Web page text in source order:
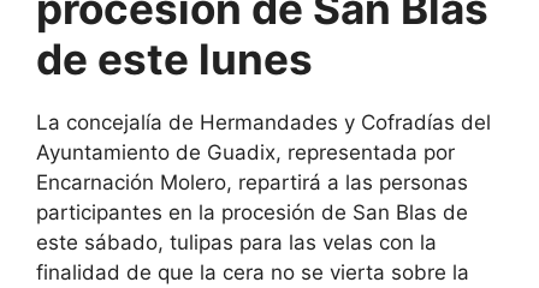
de este lunes
La concejalía de Hermandades y Cofradías del
Ayuntamiento de Guadix, representada por
Encarnación Molero, repartirá a las personas
participantes en la procesión de San Blas de
este sábado, tulipas para las velas con la
finalidad de que la cera no se vierta sobre la